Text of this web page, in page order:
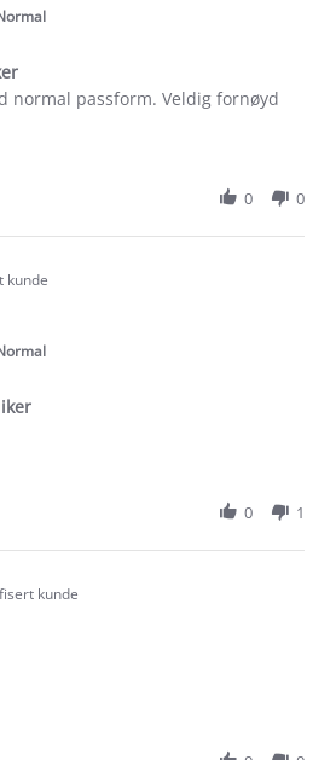
normal passform. Veldig fornøyd
0 0
kunde
0 1
kunde